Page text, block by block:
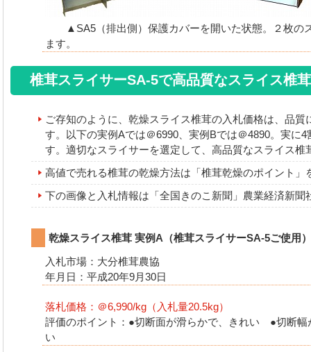
▲SA5（排出側）保護カバーを開いた状態。２枚の
ます。
椎茸スライサーSA-5で高品質なスライス椎
ご存知のように、乾燥スライス椎茸の入札価格は、品質
す。以下の実例Aでは＠6990、実例Bでは＠4890。実に
す。適切なスライサーを選定して、高品質なスライス椎
高値で売れる椎茸の乾燥方法は「椎茸乾燥のポイント」
下の画像と入札情報は「全国きのこ新聞」農業経済新聞
乾燥スライス椎茸 実例A（椎茸スライサーSA-5ご使用）
入札市場：大分椎茸農協
年月日：平成20年9月30日
落札価格：＠6,990/kg（入札量20.5kg）
評価のポイント：●切断面が滑らかで、きれい ●切断
い